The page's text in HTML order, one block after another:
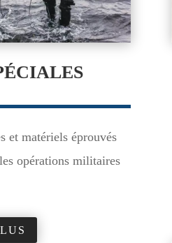
et matériels éprouvés
opérations militaires